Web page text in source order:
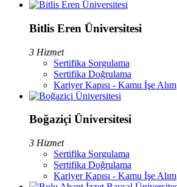
Bitlis Eren Üniversitesi
3 Hizmet
Sertifika Sorgulama
Sertifika Doğrulama
Kariyer Kapısı - Kamu İşe Alım
Boğaziçi Üniversitesi
3 Hizmet
Sertifika Sorgulama
Sertifika Doğrulama
Kariyer Kapısı - Kamu İşe Alım